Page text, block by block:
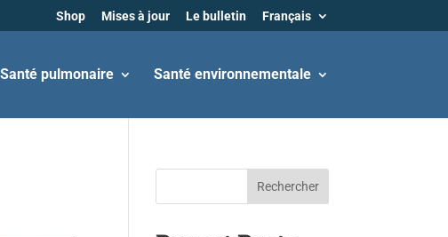
Shop Mises à jour Le bulletin Français
Santé pulmonaire Santé environnementale
Rechercher